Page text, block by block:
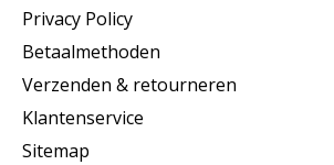
Privacy Policy
Betaalmethoden
Verzenden & retourneren
Klantenservice
Sitemap